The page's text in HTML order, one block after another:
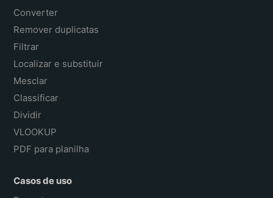
Converter
Remover duplicatas
Filtrar
Localizar e substituir
Mesclar
Classificar
Dividir
VLOOKUP
PDF para planilha
Casos de uso